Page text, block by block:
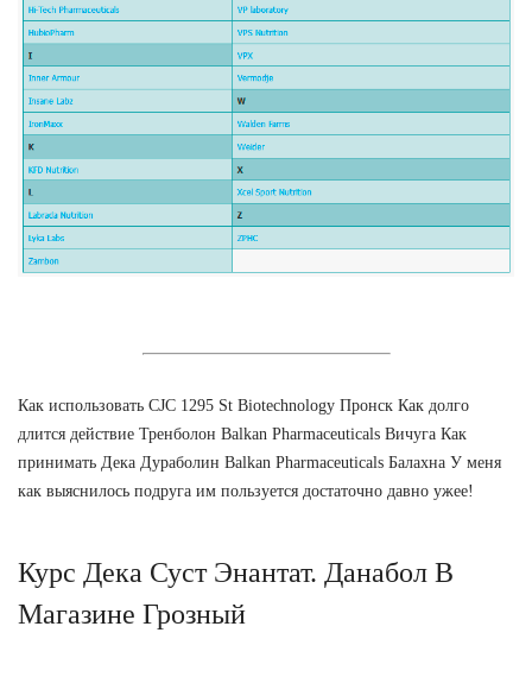
Как использовать CJC 1295 St Biotechnology Пронск Как долго
длится действие Тренболон Balkan Pharmaceuticals Вичуга Как
принимать Дека Дураболин Balkan Pharmaceuticals Балахна У меня
как выяснилось подруга им пользуется достаточно давно ужее!
Курс Дека Суст Энантат. Данабол В
Магазине Грозный